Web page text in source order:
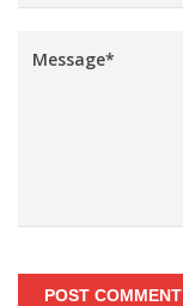
POST COMMENT